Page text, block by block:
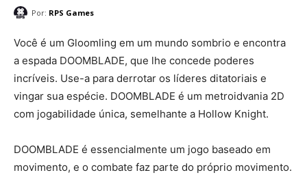
Por: RPS Games
Você é um Gloomling em um mundo sombrio e encontra
a espada DOOMBLADE, que lhe concede poderes
incríveis. Use-a para derrotar os líderes ditatoriais e
vingar sua espécie. DOOMBLADE é um metroidvania 2D
com jogabilidade única, semelhante a Hollow Knight.
DOOMBLADE é essencialmente um jogo baseado em
movimento, e o combate faz parte do próprio movimento.